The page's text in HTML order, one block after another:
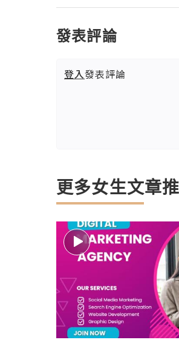
發表評論
登入發表評論
更多女生文章